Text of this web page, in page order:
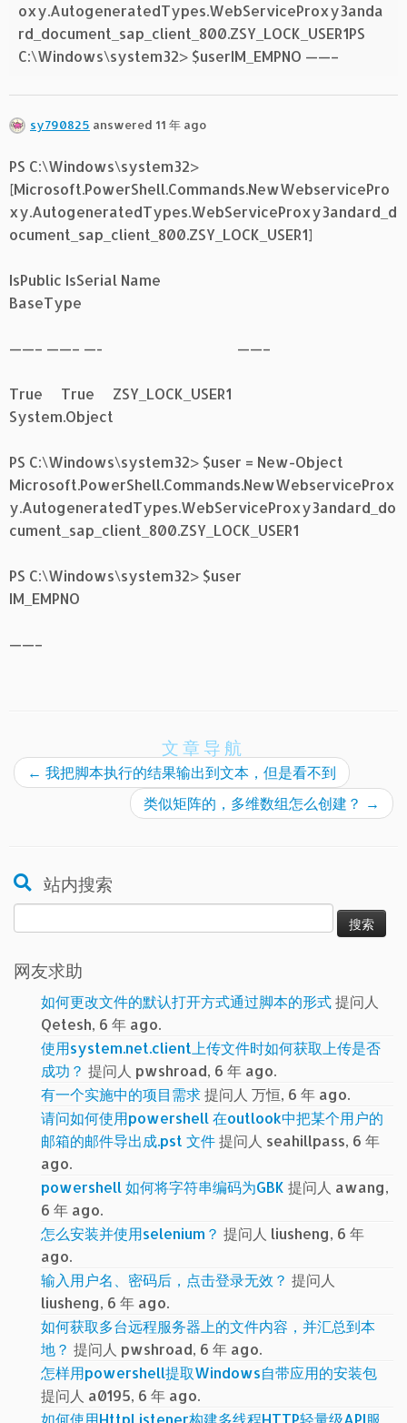
oxy.AutogeneratedTypes.WebServiceProxy3anda
rd_document_sap_client_800.ZSY_LOCK_USER1PS
C:\Windows\system32> $userIM_EMPNO ——–
sy790825 answered 11 年 ago
PS C:\Windows\system32>
[Microsoft.PowerShell.Commands.NewWebservicePro
xy.AutogeneratedTypes.WebServiceProxy3andard_d
ocument_sap_client_800.ZSY_LOCK_USER1]
IsPublic IsSerial Name
BaseType
——– ——– —- ——–
True True ZSY_LOCK_USER1
System.Object
PS C:\Windows\system32> $user = New-Object
Microsoft.PowerShell.Commands.NewWebserviceProx
y.AutogeneratedTypes.WebServiceProxy3andard_do
cument_sap_client_800.ZSY_LOCK_USER1
PS C:\Windows\system32> $user
IM_EMPNO
——–
文章导航
← 我把脚本执行的结果输出到文本，但是看不到
类似矩阵的，多维数组怎么创建？ →
站内搜索
索：
网友求助
如何更改文件的默认打开方式通过脚本的形式提问人
Qetesh, 6 年 ago.
使用system.net.client上传文件时如何获取上传是否
成功？ 提问人 pwshroad, 6 年 ago.
有一个实施中的项目需求提问人 万恒, 6 年 ago.
请问如何使用powershell 在outlook中把某个用户的
邮箱的邮件导出成.pst 文件提问人 seahillpass, 6 年
ago.
powershell 如何将字符串编码为GBK 提问人 awang,
6 年 ago.
怎么安装并使用selenium？ 提问人 liusheng, 6 年
ago.
输入用户名、密码后，点击登录无效？ 提问人
liusheng, 6 年 ago.
如何获取多台远程服务器上的文件内容，并汇总到本
地？ 提问人 pwshroad, 6 年 ago.
怎样用powershell提取Windows自带应用的安装包
提问人 a0195, 6 年 ago.
如何使用HttpListener构建多线程HTTP轻量级API服